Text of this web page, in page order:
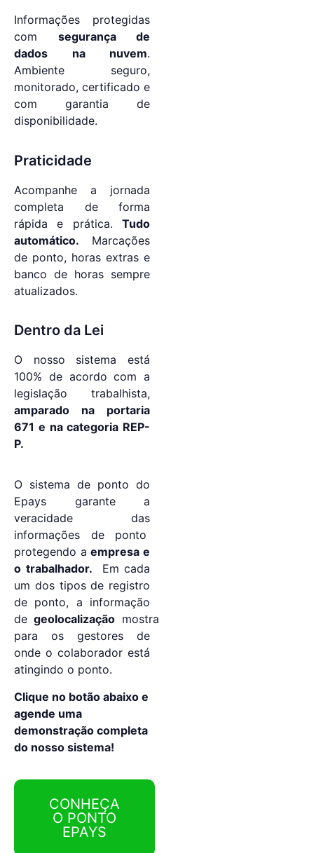
Informações protegidas
com segurança de
dados na nuvem.
Ambiente seguro,
monitorado, certificado e
com garantia de
disponibilidade.
Praticidade
Acompanhe a jornada
completa de forma
rápida e prática. Tudo
automático. Marcações
de ponto, horas extras e
banco de horas sempre
atualizados.
Dentro da Lei
O nosso sistema está
100% de acordo com a
legislação trabalhista,
amparado na portaria
671 e na categoria REP-
P.
O sistema de ponto do
Epays garante a
veracidade das
informações de ponto
protegendo aempresa e
o trabalhador.
Em cada
um dos tipos de registro
de ponto, a informação
de geolocalização mostra
para os gestores de
onde o colaborador está
atingindo o ponto.
Clique no botão abaixo e
agende uma
demonstração completa
do nosso sistema!
CONHEÇA
O PONTO
EPAYS